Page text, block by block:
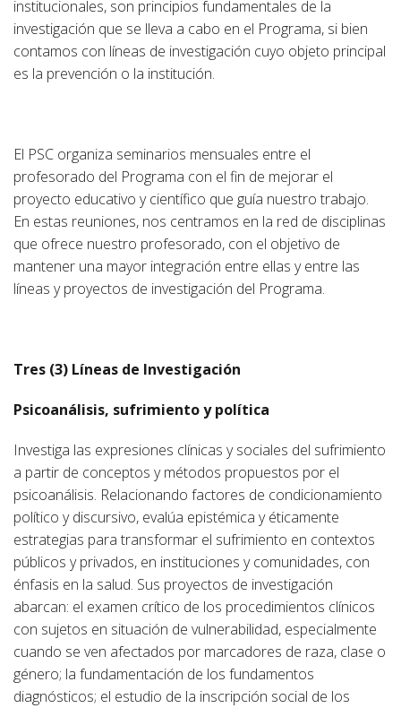
institucionales, son principios fundamentales de la
investigación que se lleva a cabo en el Programa, si bien
contamos con líneas de investigación cuyo objeto principal
es la prevención o la institución.
El PSC organiza seminarios mensuales entre el
profesorado del Programa con el fin de mejorar el
proyecto educativo y científico que guía nuestro trabajo.
En estas reuniones, nos centramos en la red de disciplinas
que ofrece nuestro profesorado, con el objetivo de
mantener una mayor integración entre ellas y entre las
líneas y proyectos de investigación del Programa.
Tres (3) Líneas de Investigación
Psicoanálisis, sufrimiento y política
Investiga las expresiones clínicas y sociales del sufrimiento
a partir de conceptos y métodos propuestos por el
psicoanálisis. Relacionando factores de condicionamiento
político y discursivo, evalúa epistémica y éticamente
estrategias para transformar el sufrimiento en contextos
públicos y privados, en instituciones y comunidades, con
énfasis en la salud. Sus proyectos de investigación
abarcan: el examen crítico de los procedimientos clínicos
con sujetos en situación de vulnerabilidad, especialmente
cuando se ven afectados por marcadores de raza, clase o
género; la fundamentación de los fundamentos
diagnósticos; el estudio de la inscripción social de los